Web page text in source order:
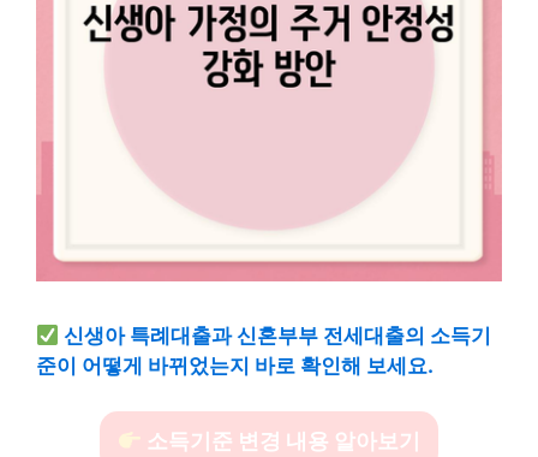
신생아 특례대출과 신혼부부 전세대출의 소득기
준이 어떻게 바뀌었는지 바로 확인해 보세요.
소득기준 변경 내용 알아보기